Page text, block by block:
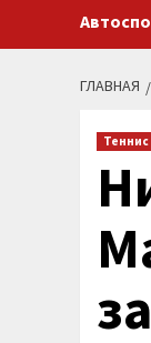
ГЛАВНАЯ
Теннис